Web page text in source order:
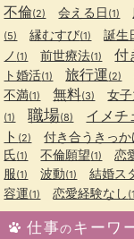
不倫(2) 会える日 (1)
(5) 縁むすび(1) 誕生
ノ (1) 前世療法(1) 付
ト婚活(1) 旅行運(2)
不満(1) 無料(3) 女子
(1) 職場(8) イメチ
ト (2) 付き合うきっか
氏(1) 不倫願望(1) 恋
服(1) 波動(1) 結婚ス
容運(1) 恋愛経験なし
仕事のキーワ